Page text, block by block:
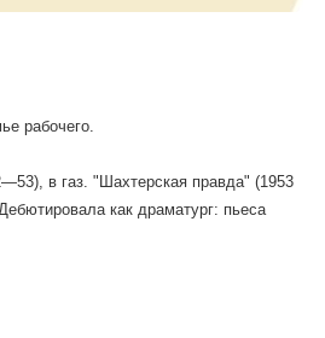
рабочего.
в газ. "Шахтерская правда" (1953
как драматург: пьеса